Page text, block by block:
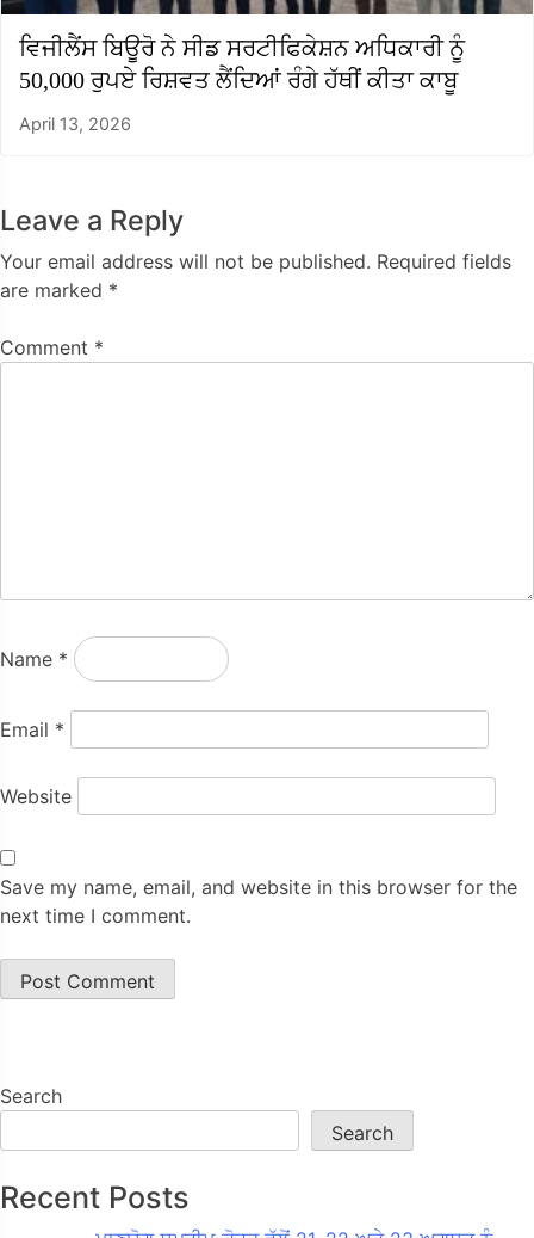
ਵਿਜੀਲੈਂਸ ਬਿਊਰੋ ਨੇ ਸੀਡ ਸਰਟੀਫਿਕੇਸ਼ਨ ਅਧਿਕਾਰੀ ਨੂੰ
50,000 ਰੁਪਏ ਰਿਸ਼ਵਤ ਲੈਂਦਿਆਂ ਰੰਗੇ ਹੱਥੀਂ ਕੀਤਾ ਕਾਬੂ
April 13, 2026
Leave a Reply
Your email address will not be published. Required fields
are marked *
Comment *
Name *
Email *
Website
Save my name, email, and website in this browser for the
next time I comment.
Search
Search
Recent Posts